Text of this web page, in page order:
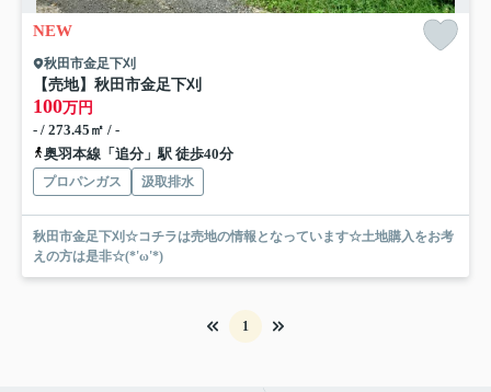
NEW
秋田市金足下刈
【売地】秋田市金足下刈
100万円
- / 273.45㎡ / -
奥羽本線「追分」駅 徒歩40分
プロパンガス 汲取排水
秋田市金足下刈☆コチラは売地の情報となっています☆土地購入をお考
えの方は是非☆(*'ω'*)
1